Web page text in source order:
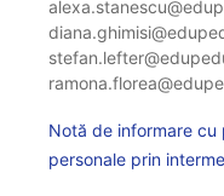
Notă de informare
personale prin